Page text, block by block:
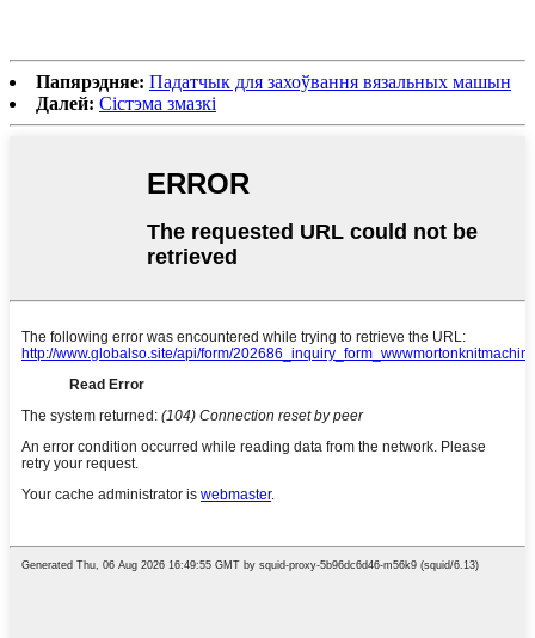
Папярэдняе: Падатчык для захоўвання вязальных машын
Далей: Сістэма змазкі